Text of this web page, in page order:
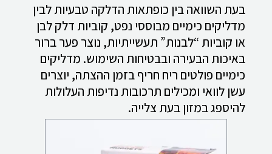
בעת השוואה בין כופתאות הדלקה טבעיות לבין
מדליקים כימיים מבוססי נפט, קוביות דלק לבן
או קוביות “לבנות” תעשייתיות, נוצר פער ברור
באיכות הבעירה ובבטיחות השימוש. מדליקים
כימיים פולטים ריח חריף בזמן ההצתה, יוצרים
עשן לוואי ומכילים תרכובות נדיפות העלולות
להיספג במזון בעת צלייה.